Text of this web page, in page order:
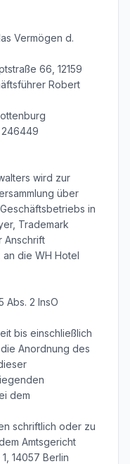
Vermögen d.
66, 12159
Robert
246449
wird zur
über
in
Trademark
Anschrift
die WH Hotel
Abs. 2 InsO
bis einschließlich
Anordnung des
dem
schriftlich oder zu
Amtsgericht
14057 Berlin